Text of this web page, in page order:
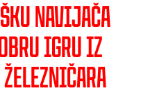
navijača
igru iz